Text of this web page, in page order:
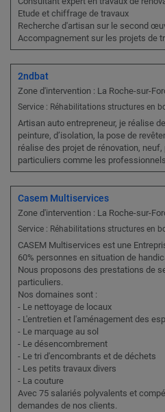
Etude et chiffrage de travaux
Recherche d'artisan sur le second
Accompagnement sur les projets de
2ndbat
Zone d'intervention : La Roche-sur-
Service : Réhabilitations structures en
Artisan auto entrepreneur, je réalise
peinture, d’isolation, la pose de
réalise des projet de rénovation,
particuliers comme les
Casem Multiservices
Zone d'intervention : La Roche-sur-
Service : Réhabilitations structures en
CASEM Multiservices est une
60% personnes en situation de
Nous proposons des prestations de
particuliers.
Nos domaines sont :
- Le nettoyage de locaux
- L'entretien et l'aménagement des
- Le marquage au sol
- Le désencombrement
- Le tri d'encombrants et de déchets
- Les petits travaux divers
- La couture
Avec 75 salariés polyvalents et
demandes de nos clients.